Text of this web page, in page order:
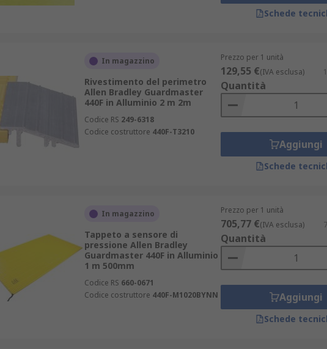
Schede
In magazzino
Rivestimento del perimetro
Allen Bradley Guardmaster
440F in Alluminio 2 m 2m
Codice RS 249-6318
Codice costruttore 440F-T3210
Prezzo per 1 unità
129,55 €(IVA esclusa)
Quantità
Aggiungi
Schede
In magazzino
Tappeto a sensore di
pressione Allen Bradley
Guardmaster 440F in Alluminio
1 m 500mm
Codice RS 660-0671
Codice costruttore 440F-M1020BYNN
Prezzo per 1 unità
705,77 €(IVA esclusa)
Quantità
Aggiungi
Schede